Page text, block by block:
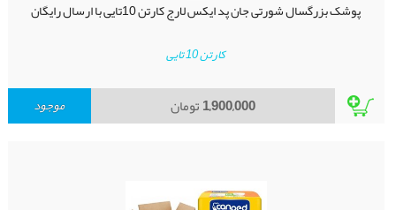
پوشک بزرگسال شورتی جان پد ایکس لارج کارتن 10تایی با ارسال رایگان
کارتن 10 تایی
1,900,000تومان موجود